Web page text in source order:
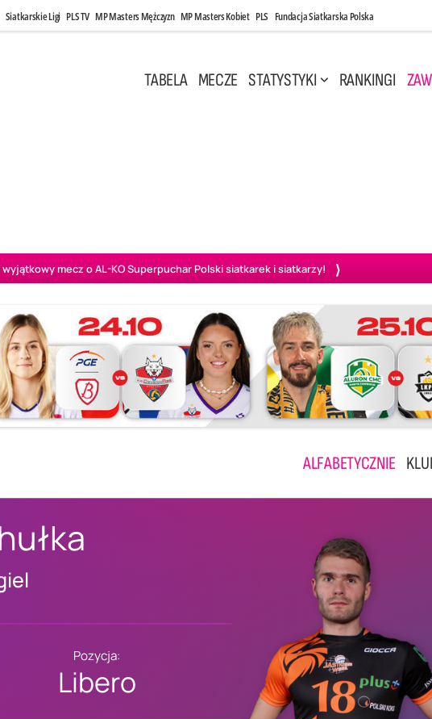
Siatkarskie Ligi PLS TV MP Masters Mężczyzn MP Masters Kobiet PLS Fundacja Siatkarska Polska
TABELA MECZE STATYSTYKI RANKINGI
mecz o AL-KO Superpuchar Polski siatkarek i siatkarzy!
ALFABETYCZNIE
Pozycja:
Libero